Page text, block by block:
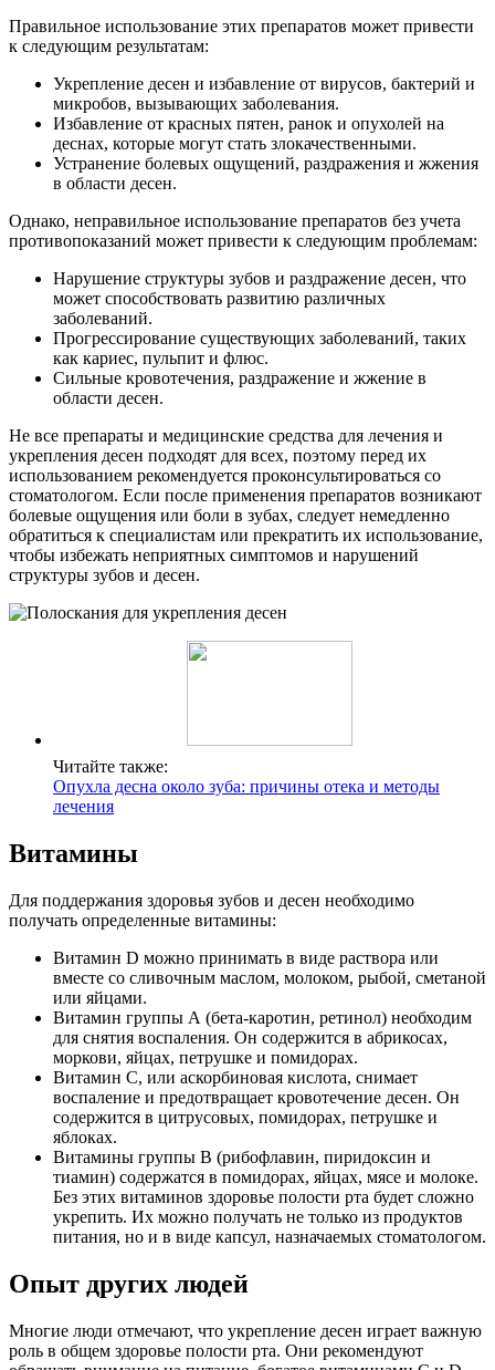
Правильное использование этих препаратов может привести
к следующим результатам:
Укрепление десен и избавление от вирусов, бактерий и
микробов, вызывающих заболевания.
Избавление от красных пятен, ранок и опухолей на
деснах, которые могут стать злокачественными.
Устранение болевых ощущений, раздражения и жжения
в области десен.
Однако, неправильное использование препаратов без учета
противопоказаний может привести к следующим проблемам:
Нарушение структуры зубов и раздражение десен, что
может способствовать развитию различных
заболеваний.
Прогрессирование существующих заболеваний, таких
как кариес, пульпит и флюс.
Сильные кровотечения, раздражение и жжение в
области десен.
Не все препараты и медицинские средства для лечения и
укрепления десен подходят для всех, поэтому перед их
использованием рекомендуется проконсультироваться со
стоматологом. Если после применения препаратов возникают
болевые ощущения или боли в зубах, следует немедленно
обратиться к специалистам или прекратить их использование,
чтобы избежать неприятных симптомов и нарушений
структуры зубов и десен.
Читайте также:
Опухла десна около зуба: причины отека и методы
лечения
Витамины
Для поддержания здоровья зубов и десен необходимо
получать определенные витамины:
Витамин D можно принимать в виде раствора или
вместе со сливочным маслом, молоком, рыбой, сметаной
или яйцами.
Витамин группы А (бета-каротин, ретинол) необходим
для снятия воспаления. Он содержится в абрикосах,
моркови, яйцах, петрушке и помидорах.
Витамин С, или аскорбиновая кислота, снимает
воспаление и предотвращает кровотечение десен. Он
содержится в цитрусовых, помидорах, петрушке и
яблоках.
Витамины группы В (рибофлавин, пиридоксин и
тиамин) содержатся в помидорах, яйцах, мясе и молоке.
Без этих витаминов здоровье полости рта будет сложно
укрепить. Их можно получать не только из продуктов
питания, но и в виде капсул, назначаемых стоматологом.
Опыт других людей
Многие люди отмечают, что укрепление десен играет важную
роль в общем здоровье полости рта. Они рекомендуют